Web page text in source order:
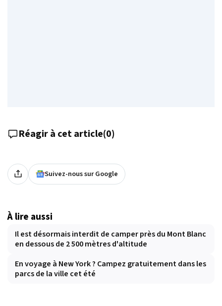
Réagir à cet article(0)
Suivez-nous sur Google
À lire aussi
Il est désormais interdit de camper près du Mont Blanc
en dessous de 2 500 mètres d'altitude
En voyage à New York ? Campez gratuitement dans les
parcs de la ville cet été